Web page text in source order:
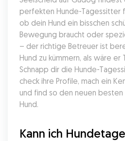
perfekten Hunde-Tagessitter
ob dein Hund ein bisschen
Bewegung braucht oder
– der richtige Betreuer ist
Hund zu kümmern, als wäre er
Schnapp dir die Hunde-
check ihre Profile, mach ein
und find so den neuen
Hund.
Kann ich